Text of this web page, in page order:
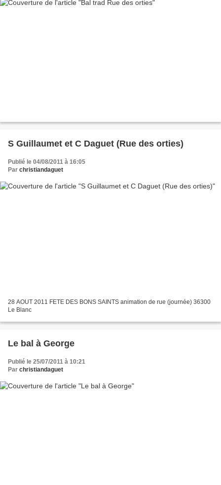
S Guillaumet et C Daguet (Rue des orties)
Publié le 04/08/2011 à 16:05
Par christiandaguet
28 AOUT 2011 FETE DES BONS SAINTS animation de rue (journée) 36300
Le Blanc
Le bal à George
Publié le 25/07/2011 à 10:21
Par christiandaguet